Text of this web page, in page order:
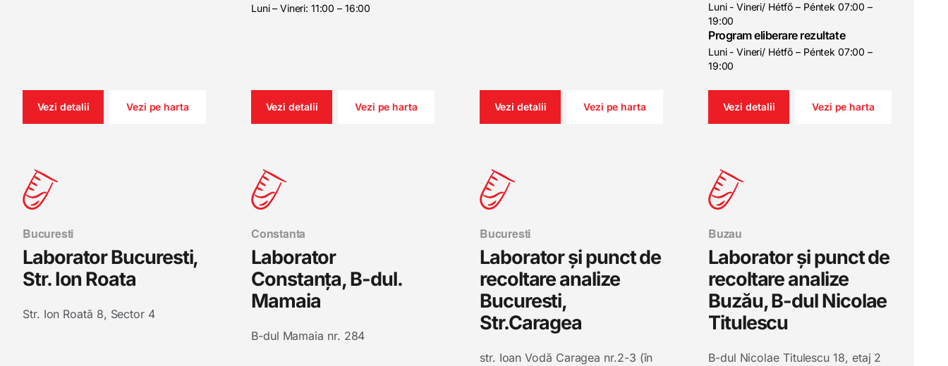
Vezi detalii Vezi pe harta
Luni – Vineri: 11:00 – 16:00
Vezi detalii Vezi pe harta Vezi detalii Vezi pe harta
Luni - Vineri/ Hétfő – Péntek 07:00 –
19:00
Program eliberare rezultate
Luni - Vineri/ Hétfő – Péntek 07:00 –
19:00
Vezi detalii Vezi pe harta
Bucuresti
Laborator Bucuresti,
Str. Ion Roata
Str. Ion Roată 8, Sector 4
Constanta
Laborator
Constanța, B-dul.
Mamaia
B-dul Mamaia nr. 284
Bucuresti
Laborator și punct de
recoltare analize
Bucuresti,
Str.Caragea
str. Ioan Vodă Caragea nr.2-3 (în
Buzau
Laborator și punct de
recoltare analize
Buzău, B-dul Nicolae
Titulescu
B-dul Nicolae Titulescu 18, etaj 2